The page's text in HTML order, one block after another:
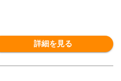
詳細を見る